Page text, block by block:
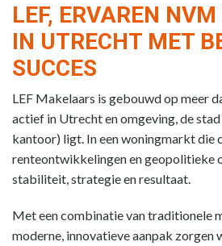
LEF, ERVAREN
IN UTRECHT MET
SUCCES
LEF Makelaars is gebouwd op meer
actief in Utrecht en omgeving, de
kantoor) ligt. In een woningmarkt die
renteontwikkelingen en geopolitieke
stabiliteit, strategie en resultaat.
Met een combinatie van traditionele
moderne, innovatieve aanpak zorgen